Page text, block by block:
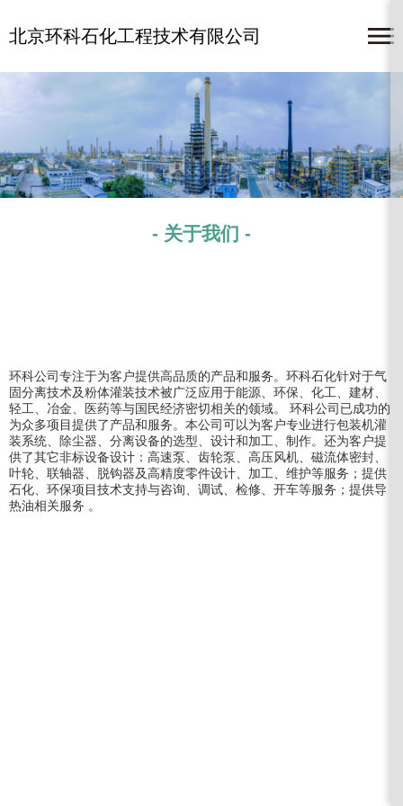
北京环科石化工程技术有限公司
- 关于我们 -
环科公司专注于为客户提供高品质的产品和服务。环科石化针对于气
固分离技术及粉体灌装技术被广泛应用于能源、环保、化工、建材、
轻工、冶金、医药等与国民经济密切相关的领域。 环科公司已成功的
为众多项目提供了产品和服务。本公司可以为客户专业进行包装机灌
装系统、除尘器、分离设备的选型、设计和加工、制作。还为客户提
供了其它非标设备设计：高速泵、齿轮泵、高压风机、磁流体密封、
叶轮、联轴器、脱钩器及高精度零件设计、加工、维护等服务；提供
石化、环保项目技术支持与咨询、调试、检修、开车等服务；提供导
热油相关服务 。